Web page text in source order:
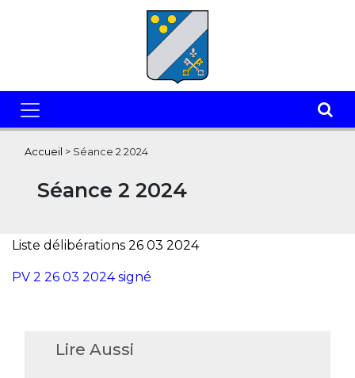
Accueil > Séance 2 2024
Séance 2 2024
Liste délibérations 26 03 2024
PV 2 26 03 2024 signé
Lire Aussi